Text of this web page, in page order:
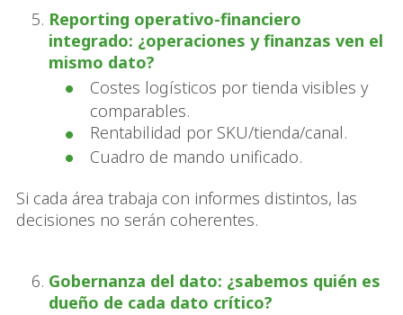
Reporting operativo-financiero
integrado: ¿operaciones y finanzas ven el
mismo dato?
Costes logísticos por tienda visibles y
comparables.
Rentabilidad por SKU/tienda/canal.
Cuadro de mando unificado.
Si cada área trabaja con informes distintos, las
decisiones no serán coherentes.
Gobernanza del dato: ¿sabemos quién es
dueño de cada dato crítico?